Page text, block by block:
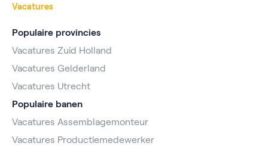
Vacatures
Populaire provincies
Vacatures Zuid Holland
Vacatures Gelderland
Vacatures Utrecht
Populaire banen
Vacatures Assemblagemonteur
Vacatures Productiemedewerker